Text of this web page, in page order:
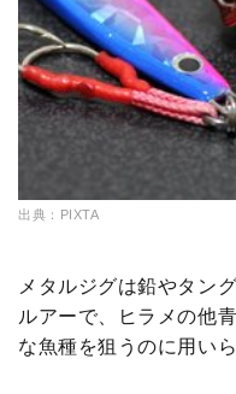
出典：PIXTA
メタルジグは鉛やタン
ルアーで、ヒラメの他
な魚種を狙うのに用いら